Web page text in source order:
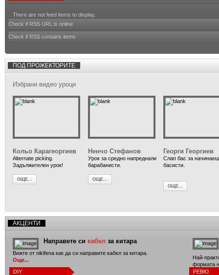
There are not feed items to display.
Check if RSS URL is online
Check if RSS contains items
ПОД ПРОЖЕКТОРИТЕ
Избрани видео уроци
Кольо Карагеоргиев
Alternate picking.
Задължителен урок!
ОЩЕ...
Ненчо Стефанов
Урок за средно напреднали
барабанисти.
ОЩЕ...
Георги Георгиев
Слап бас за
басисти.
ОЩЕ...
АКЦЕНТИ
DIY
Направете си кабел за китара
Вижте от nikifena как да си направите кабел за китара.
Още...
РЕВЮ
Най-
формата
Още...